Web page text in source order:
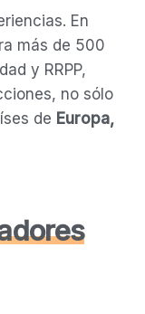
En
más de 500
y RRPP,
no sólo
de Europa,